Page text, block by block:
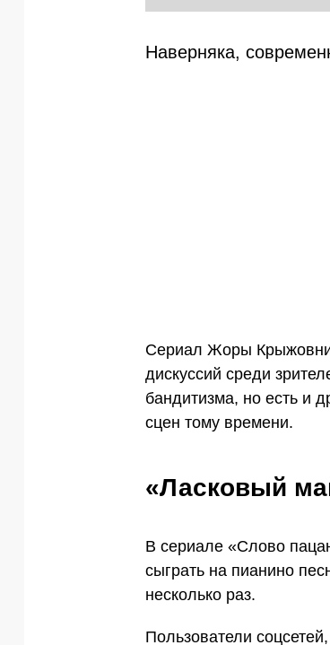
Наверняка,
Сериал Жоры
дискуссий среди
бандитизма, но есть и
сцен тому времени.
«Ласковый
В сериале «Слово
сыграть на пианино
несколько раз.
Пользователи